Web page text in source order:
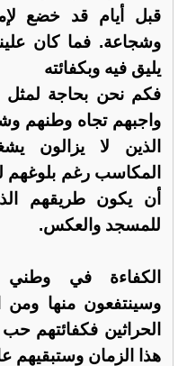
قبل أيام قد خضع
وشجاعة. فما كان
يليق فيه وبكفائته
فكم نحن بحاجة لمثل
واجبهم تجاه وطنهم
الذين لا يزالون
المكاسب رغم بلوغهم
أن يكون طريقهم
للمسجد والعكس.
الكفاءة في وطني
وسينتفعون منها ومن
الحراثين فكفائتهم
هذا الزمان وستبقيهم